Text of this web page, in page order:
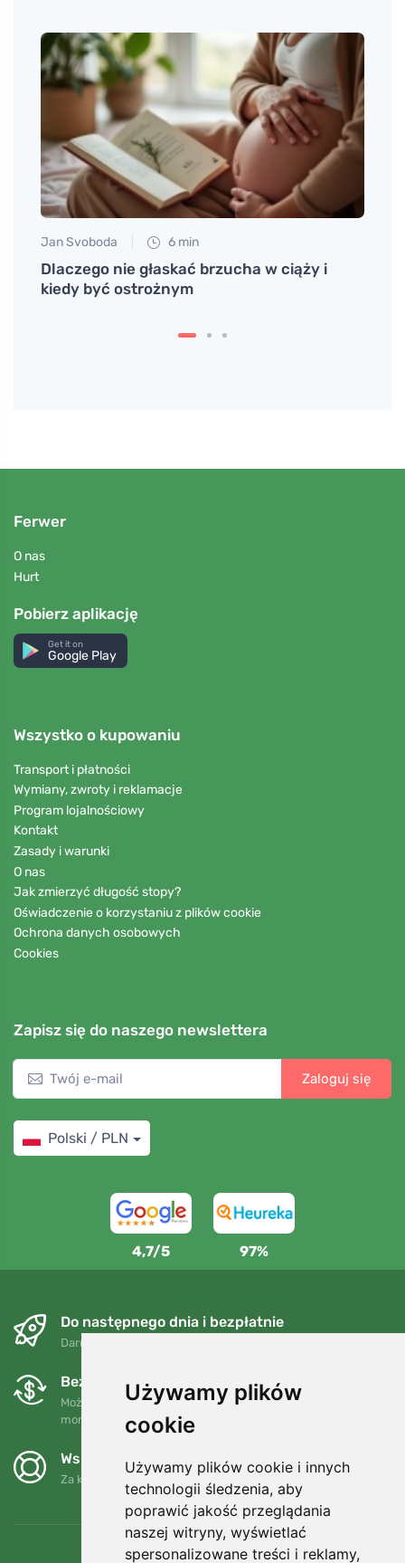
Używamy plików
cookie
Używamy plików cookie i innych
technologii śledzenia, aby
poprawić jakość przeglądania
naszej witryny, wyświetlać
spersonalizowane treści i reklamy,
Jan Svoboda 6 min
Dlaczego nie głaskać brzucha w ciąży i
kiedy być ostrożnym
Ferwer
O nas
Hurt
Pobierz aplikację
Get it on
Google Play
Wszystko o kupowaniu
Transport i płatności
Wymiany, zwroty i reklamacje
Program lojalnościowy
Kontakt
Zasady i warunki
O nas
Jak zmierzyć długość stopy?
Oświadczenie o korzystaniu z plików cookie
Ochrona danych osobowych
Cookies
Zapisz się do naszego newslettera
Zaloguj się
Polski / PLN
4,7/5 97%
Do następnego dnia i bezpłatnie
Darmowa wysyłka dla zamówień powyżej 250 PLN
Bezpłatne wymiany i zwroty
Możesz zwrócić lub wymienić swoje zamówienie w dowolnym
momencie w ciągu 90 dni.
Wspieramy Trees.org
Za każde zamówienie sadzimy drzewo! Czytaj więcej